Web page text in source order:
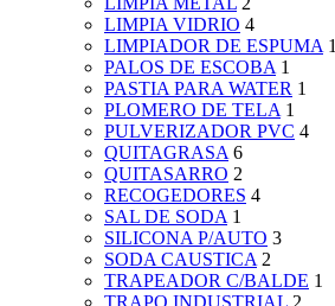
LIMPIA VIDRIO 4
LIMPIADOR DE ESPUMA 1
PALOS DE ESCOBA 1
PASTIA PARA WATER 1
PLOMERO DE TELA 1
PULVERIZADOR PVC 4
QUITAGRASA 6
QUITASARRO 2
RECOGEDORES 4
SAL DE SODA 1
SILICONA P/AUTO 3
SODA CAUSTICA 2
TRAPEADOR C/BALDE 1